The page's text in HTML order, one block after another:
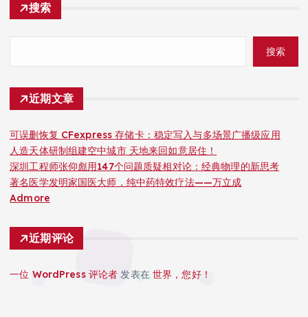
搜索
搜索
近期文章
可误删恢复 CFexpress 存储卡：稳定写入与多场景广播级应用
人造天体研制组建空中城市 天地来回如意居住！
深圳工程师张仰彪用147个问题质疑相对论：经典物理的新思考
著名医学发明家国医大师，纯中药特效疗法——万立成
Admore
近期评论
一位 WordPress 评论者 发表在世界，您好！